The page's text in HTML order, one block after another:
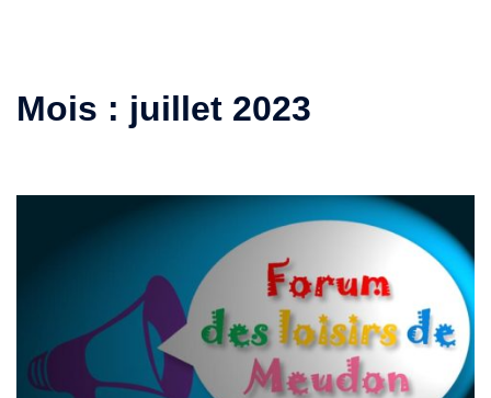
Mois : juillet 2023